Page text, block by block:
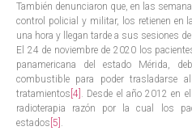
También denunciaron que, en las
control policial y militar, los retienen en
una hora y llegan tarde a sus sesiones
El 24 de noviembre de 2020 los
panamericana del estado Mérida,
combustible para poder trasladarse
tratamientos [4] . Desde el año 2012 en
radioterapia razón por la cual los
estados [5] .